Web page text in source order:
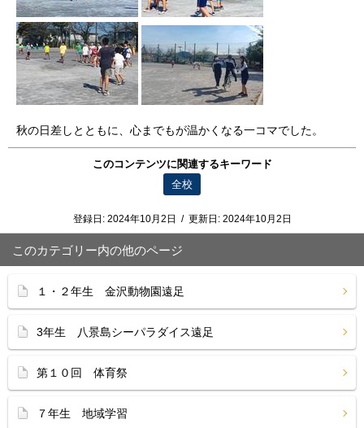
秋の日差しとともに、心までもが温かくなる一コマでした。
このコンテンツに関連するキーワード
全校
登録日: 2024年10月2日 / 更新日: 2024年10月2日
このカテゴリー内の他のページ
１・２年生 金沢動物園遠足
3年生 八景島シーパラダイス遠足
第１０回 体育祭
７年生 地域学習